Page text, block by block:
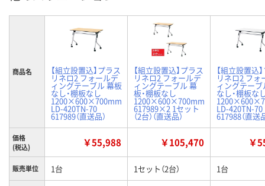
商品名 【組立設置込】プラス
リネロ2 フォールデ
ィングテーブル 幕板
なし・棚板なし
1200×600×700mm
LD-420TN-70
617989（直送品）
【組立設置込】プラス
リネロ2 フォールデ
ィングテーブル 幕
板・棚板なし
1200×600×700mm
617989×2 1セット
（2台）（直送品）
【組立設置込
リネロ2 フォ
ィングテーブ
なし・棚板な
LD-420TN-70
617988（直送
価格
(税込)
￥55,988 ￥105,470 ￥
販売単位 1台 1セット（2台） 1台